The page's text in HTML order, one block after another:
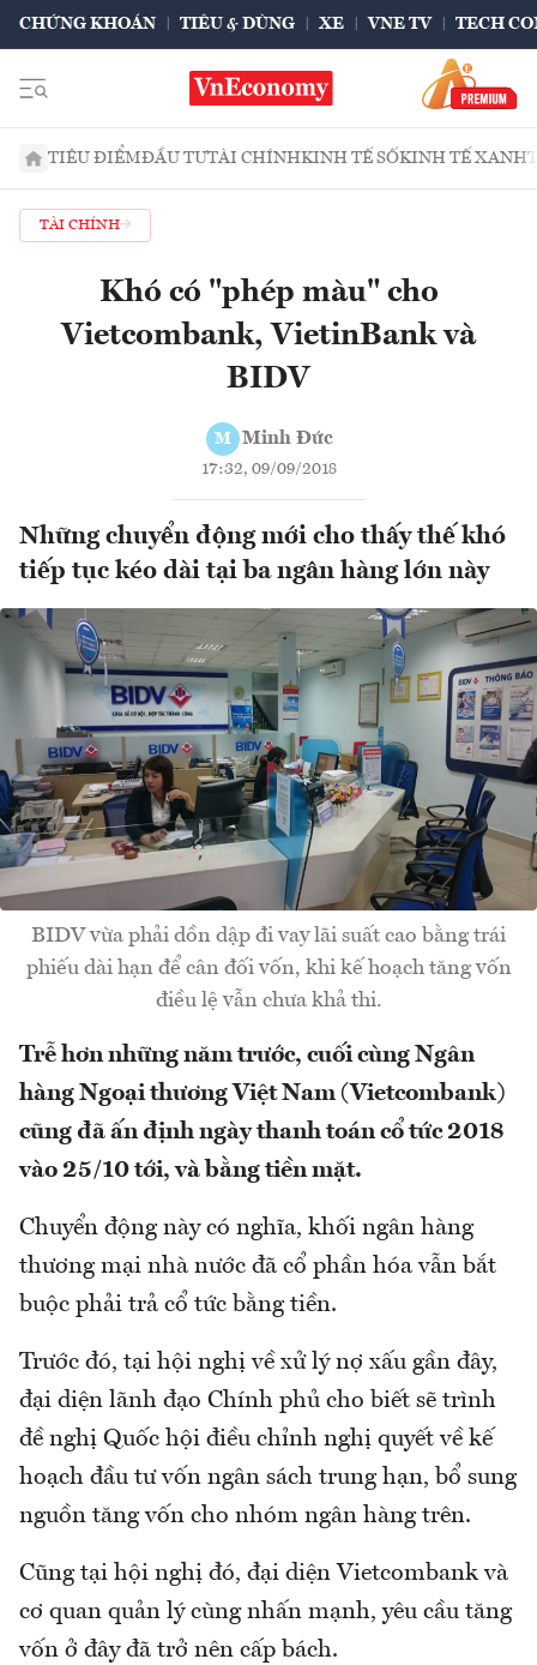
CHỨNG KHOÁN TIÊU & DÙNG XE VNE TV TECH
TIÊU ĐIỂMĐẦU TƯTÀI CHÍNHKINH TẾ SỐKINH TẾ XANH
TÀI CHÍNH
Khó có "phép màu" cho
Vietcombank, VietinBank và
BIDV
M Minh Đức
17:32, 09/09/2018
Những chuyển động mới cho thấy thế khó
tiếp tục kéo dài tại ba ngân hàng lớn này
BIDV vừa phải dồn dập đi vay lãi suất cao bằng trái
phiếu dài hạn để cân đối vốn, khi kế hoạch tăng vốn
điều lệ vẫn chưa khả thi.
Trễ hơn những năm trước, cuối cùng Ngân
hàng Ngoại thương Việt Nam (Vietcombank)
cũng đã ấn định ngày thanh toán cổ tức 2018
vào 25/10 tới, và bằng tiền mặt.
Chuyển động này có nghĩa, khối ngân hàng
thương mại nhà nước đã cổ phần hóa vẫn bắt
buộc phải trả cổ tức bằng tiền.
Trước đó, tại hội nghị về xử lý nợ xấu gần đây,
đại diện lãnh đạo Chính phủ cho biết sẽ trình
đề nghị Quốc hội điều chỉnh nghị quyết về kế
hoạch đầu tư vốn ngân sách trung hạn, bổ sung
nguồn tăng vốn cho nhóm ngân hàng trên.
Cũng tại hội nghị đó, đại diện Vietcombank và
cơ quan quản lý cùng nhấn mạnh, yêu cầu tăng
vốn ở đây đã trở nên cấp bách.